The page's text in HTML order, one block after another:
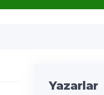
Yazarlar